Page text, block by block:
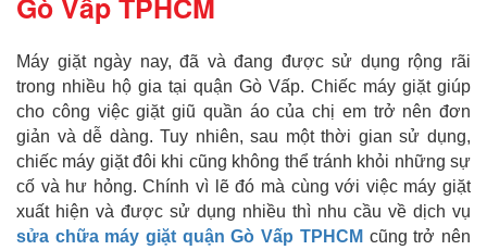
Máy giặt ngày nay, đã và đang được sử dụng rộng rãi
trong nhiều hộ gia tại quận Gò Vấp. Chiếc máy giặt giúp
cho công việc giặt giũ quần áo của chị em trở nên đơn
giản và dễ dàng. Tuy nhiên, sau một thời gian sử dụng,
chiếc máy giặt đôi khi cũng không thể tránh khỏi những sự
cố và hư hỏng. Chính vì lẽ đó mà cùng với việc máy giặt
xuất hiện và được sử dụng nhiều thì nhu cầu về dịch vụ
sửa chữa máy giặt quận Gò Vấp TPHCM cũng trở nên